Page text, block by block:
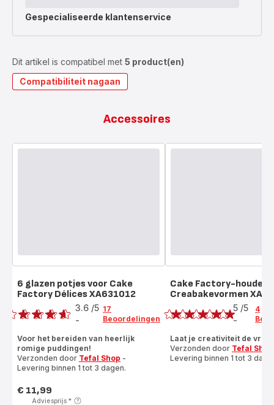
Gespecialiseerde klantenservice
Dit artikel is compatibel met 5 product(en)
Compatibiliteit nagaan
Accessoires
6 glazen potjes voor Cake
Factory Délices XA631012
Beoordeling
3.6 /5
-
17
Beoordelingen
Voor het bereiden van heerlijk
romige puddingen!
Verzonden door Tefal Shop -
Levering binnen 1 tot 3 dagen.
Prijs
€ 11,99
Adviesprijs*
Cake Factory-houder
Creabakevormen
Beoordeling
met
5
sterren
5 /5
-
4
Laat je creativiteit de vrije
Verzonden door Tefal Shop
Levering binnen 1 tot 3